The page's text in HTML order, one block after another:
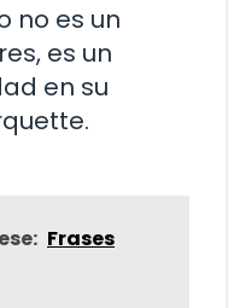
no es un
es un
en su
Frases